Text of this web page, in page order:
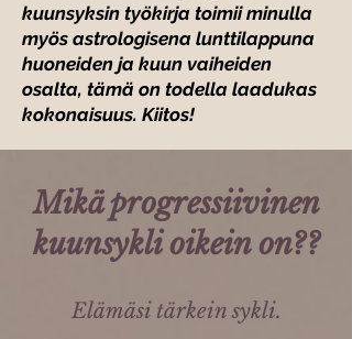
kuunsyksin työkirja toimii minulla
myös astrologisena lunttilappuna
huoneiden ja kuun vaiheiden
osalta, tämä on todella laadukas
kokonaisuus. Kiitos!
Mikä progressiivinen
kuunsykli oikein on??
Elämäsi tärkein sykli.